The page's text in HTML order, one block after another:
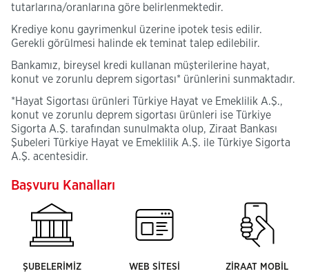
tutarlarına/oranlarına göre belirlenmektedir.
Krediye konu gayrimenkul üzerine ipotek tesis edilir.
Gerekli görülmesi halinde ek teminat talep edilebilir.
Bankamız, bireysel kredi kullanan müşterilerine hayat,
konut ve zorunlu deprem sigortası* ürünlerini sunmaktadır.
*Hayat Sigortası ürünleri Türkiye Hayat ve Emeklilik A.Ş.,
konut ve zorunlu deprem sigortası ürünleri ise Türkiye
Sigorta A.Ş. tarafından sunulmakta olup, Ziraat Bankası
Şubeleri Türkiye Hayat ve Emeklilik A.Ş. ile Türkiye Sigorta
A.Ş. acentesidir.
Başvuru Kanalları
ŞUBELERİMİZ WEB SİTESİ ZİRAAT MOBİL